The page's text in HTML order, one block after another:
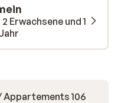
lassen. Für die
und sogar
in der gemütlichen
So wird es Ihnen in
Erwachsene und 1
106